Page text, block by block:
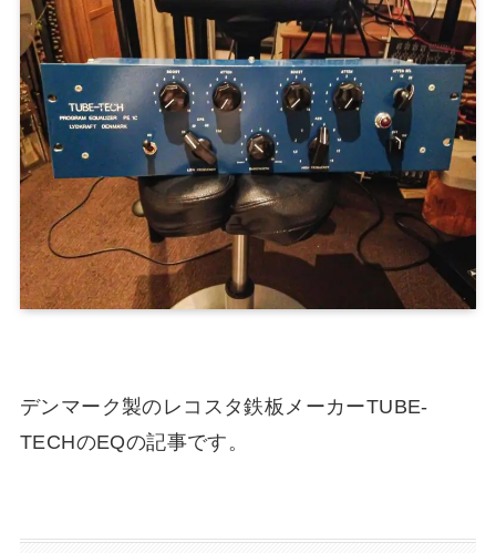
デンマーク製のレコスタ鉄板メーカーTUBE-
TECHのEQの記事です。